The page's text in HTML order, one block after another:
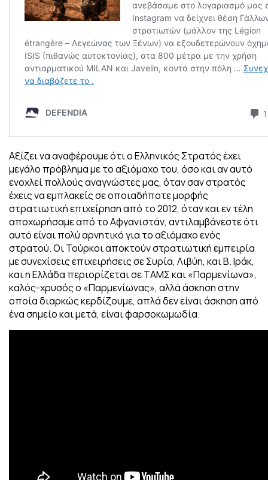
Αξίζει να αναφέρουμε ότι ο Ελληνικός Στρατός έχει
μεγάλο πρόβλημα με το αξιόμαχο του, όσο και αν αυτό
ενοχλεί πολλούς αναγνώστες μας, όταν σαν στρατός
έχεις να εμπλακείς σε οποιαδήποτε μορφής
στρατιωτική επιχείρηση από το 2012, όταν και εν τέλη
αποχωρήσαμε από το Αφγανιστάν, αντιλαμβάνεστε ότι
αυτό είναι πολύ αρνητικό για το αξιόμαχο ενός
στρατού. Οι Τούρκοι αποκτούν στρατιωτική εμπειρία
με συνεχίσεις επιχειρήσεις σε Συρία, Λιβύη, και Β. Ιράκ,
και η Ελλάδα περιορίζεται σε ΤΑΜΣ και «Παρμενίωνα»,
καλός-χρυσός ο «Παρμενίωνας», αλλά άσκηση στην
οποία διαρκώς κερδίζουμε, απλά δεν είναι άσκηση από
ένα σημείο και μετά, είναι φαρσοκωμωδία.